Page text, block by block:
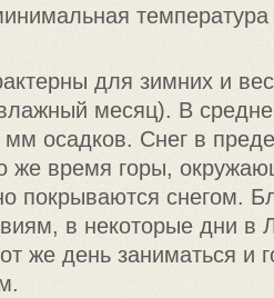
для зимних и
месяц). В
осадков. Снег в
же время горы,
покрываются снегом.
в некоторые дни в
же день заниматься и